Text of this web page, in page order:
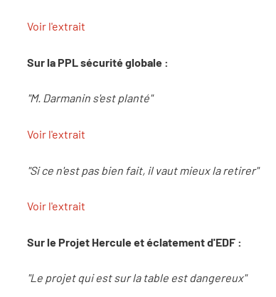
Voir l'extrait
Sur la PPL sécurité globale :
"M. Darmanin s'est planté"
Voir l'extrait
"Si ce n'est pas bien fait, il vaut mieux la retirer"
Voir l'extrait
Sur le Projet Hercule et éclatement d'EDF :
"Le projet qui est sur la table est dangereux"